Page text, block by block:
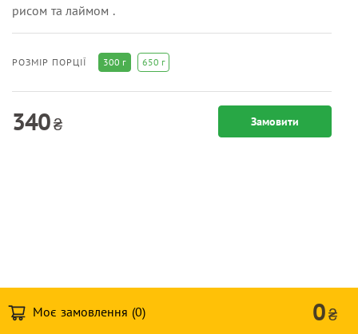
рисом та лаймом .
РОЗМІР ПОРЦІЇ 300 г 650 г
340₴ Замовити
Моє замовлення (0) 0₴